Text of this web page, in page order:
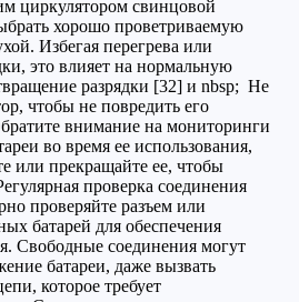
циркулятором свинцовой
хорошо проветриваемую
Избегая перегрева или
это влияет на нормальную
разрядки [32] и nbsp; Не
чтобы не повредить его
внимание на мониторинги
во время ее использования,
или прекращайте ее, чтобы
проверка соединения
проверяйте разъем или
батарей для обеспечения
Свободные соединения могут
батареи, даже вызвать
которое требует